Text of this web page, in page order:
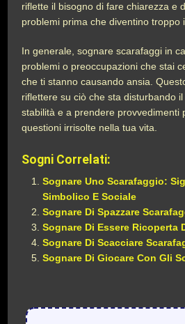
riflette il bisogno di fare chiarezza e
problemi prima che diventino troppo
In generale, sognare scarafaggi in
problemi o preoccupazioni che stai
che ti stanno causando ansia.
riflettere su ciò che sta disturbando
stabilità e a prendere provvedimenti
questioni irrisolte nella tua vita.
Sogni Correlati:
Sognare Uno Scarafaggio:
Simbolico E Sociale
Sognare Di Spazzare
Sognare Di Essere Ricoperta
Sognare Di Scacciare
Sognare Di Giocare Con Gli